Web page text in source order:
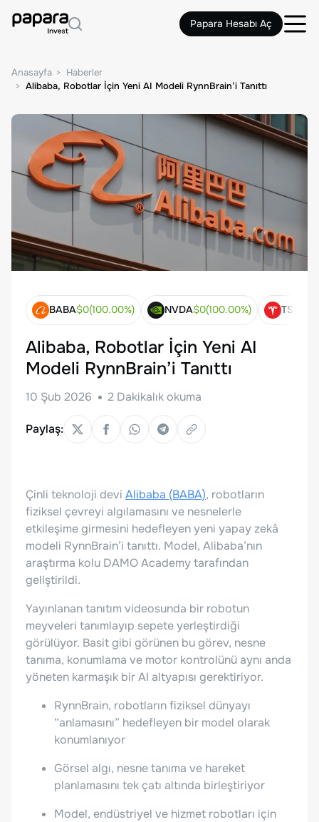
Papara Hesabı Aç
Anasayfa
Haberler
Alibaba, Robotlar İçin Yeni AI Modeli RynnBrain’i Tanıttı
BABA$0(100.00%) NVDA$0(100.00%) TSLA
Alibaba, Robotlar İçin Yeni AI
Modeli RynnBrain’i Tanıttı
10 Şub 2026 2 Dakikalık okuma
Paylaş:
Çinli teknoloji devi Alibaba (BABA), robotların
fiziksel çevreyi algılamasını ve nesnelerle
etkileşime girmesini hedefleyen yeni yapay zekâ
modeli RynnBrain’i tanıttı. Model, Alibaba’nın
araştırma kolu DAMO Academy tarafından
geliştirildi.
Yayınlanan tanıtım videosunda bir robotun
meyveleri tanımlayıp sepete yerleştirdiği
görülüyor. Basit gibi görünen bu görev, nesne
tanıma, konumlama ve motor kontrolünü aynı anda
yöneten karmaşık bir AI altyapısı gerektiriyor.
RynnBrain, robotların fiziksel dünyayı
“anlamasını” hedefleyen bir model olarak
konumlanıyor
Görsel algı, nesne tanıma ve hareket
planlamasını tek çatı altında birleştiriyor
Model, endüstriyel ve hizmet robotları için